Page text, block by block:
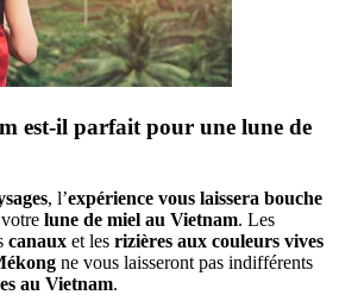
est-il parfait pour une lune de
, l’expérience vous laissera bouche
lune de miel au Vietnam. Les
canaux et les rizières aux couleurs vives
ne vous laisseront pas indifférents
au Vietnam.